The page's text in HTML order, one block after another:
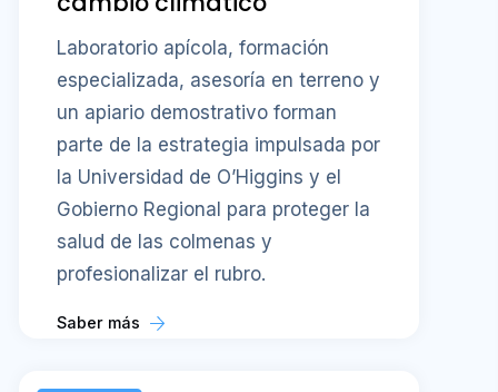
Laboratorio apícola, formación
especializada, asesoría en terreno y
un apiario demostrativo forman
parte de la estrategia impulsada por
la Universidad de O’Higgins y el
Gobierno Regional para proteger la
salud de las colmenas y
profesionalizar el rubro.
Saber más